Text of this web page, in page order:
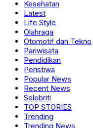
Kesehatan
Latest
Life Style
Olahraga
Otomotif dan Tekno
Pariwisata
Pendidikan
Peristiwa
Popular News
Recent News
Selebriti
TOP STORIES
Trending
Trending News